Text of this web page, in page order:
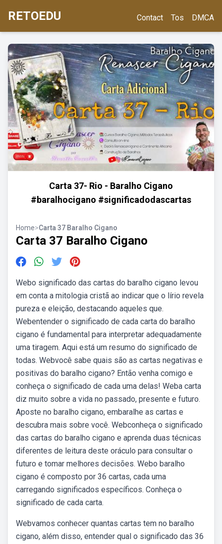
RETOEDU Contact Tos DMCA
Carta 37- Rio - Baralho Cigano
#baralhocigano #significadodascartas
Home>Carta 37 Baralho Cigano
Carta 37 Baralho Cigano
Webo significado das cartas do baralho cigano levou
em conta a mitologia cristã ao indicar que o lírio revela
pureza e eleição, destacando aqueles que.
Webentender o significado de cada carta do baralho
cigano é fundamental para interpretar adequadamente
uma tiragem. Aqui está um resumo do significado de
todas. Webvocê sabe quais são as cartas negativas e
positivas do baralho cigano? Então venha comigo e
conheça o significado de cada uma delas! Weba carta
diz muito sobre a vida no passado, presente e futuro.
Aposte no baralho cigano, embaralhe as cartas e
descubra mais sobre você. Webconheça o significado
das cartas do baralho cigano e aprenda duas técnicas
diferentes de leitura deste oráculo para consultar o
futuro e tomar melhores decisões. Webo baralho
cigano é composto por 36 cartas, cada uma
carregando significados específicos. Conheça o
significado de cada carta.
Webvamos conhecer quantas cartas tem no baralho
cigano, além disso, entender qual o significado das 36